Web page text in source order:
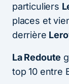
particuliers
places et
derrière
La Redoute
top 10 entre